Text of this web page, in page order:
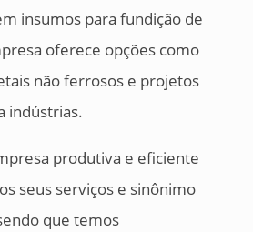
insumos para fundição de
oferece opções como
não ferrosos e projetos
indústrias.
produtiva e eficiente
seus serviços e sinônimo
que temos